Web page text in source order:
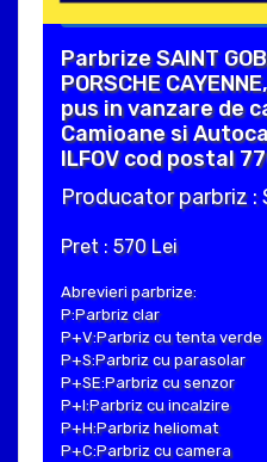
Parbrize SAINT
PORSCHE
pus in vanzare de
Camioane si
ILFOV cod postal
Producator parbriz :
Pret : 570 Lei
Abrevieri parbrize:
P:Parbriz clar
P+V:Parbriz cu tenta verde
P+S:Parbriz cu parasolar
P+SE:Parbriz cu senzor
P+I:Parbriz cu incalzire
P+H:Parbriz heliomat
P+C:Parbriz cu camera